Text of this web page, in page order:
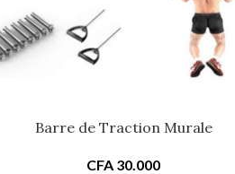
Barre de Traction Murale
CFA 30.000